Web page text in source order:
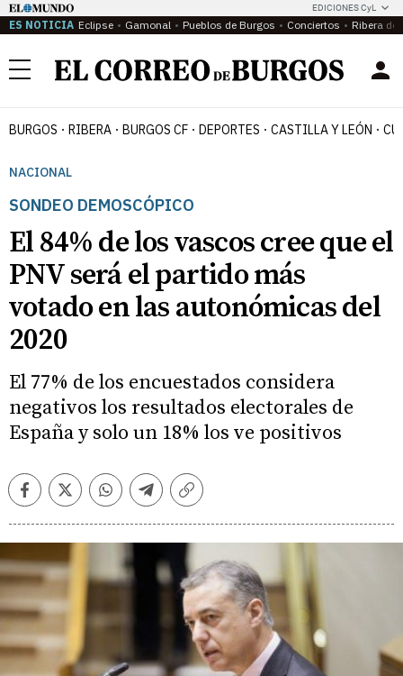
EDICIONES CyL
ES NOTICIA Eclipse Gamonal Pueblos de Burgos Conciertos Ribera del
Menú
BURGOS RIBERA BURGOS CF DEPORTES CASTILLA Y LEÓN
NACIONAL
SONDEO DEMOSCÓPICO
El 84% de los vascos cree que el
PNV será el partido más
votado en las autonómicas del
2020
El 77% de los encuestados considera
negativos los resultados electorales de
España y solo un 18% los ve positivos
FacebookTwitterWhatsappTelegramCopiar